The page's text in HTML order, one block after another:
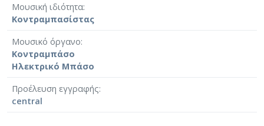
Μουσική ιδιότητα
Κοντραμπασίστας
Μουσικό όργανο
Κοντραμπάσο
Ηλεκτρικό Μπάσο
Προέλευση εγγραφής
central